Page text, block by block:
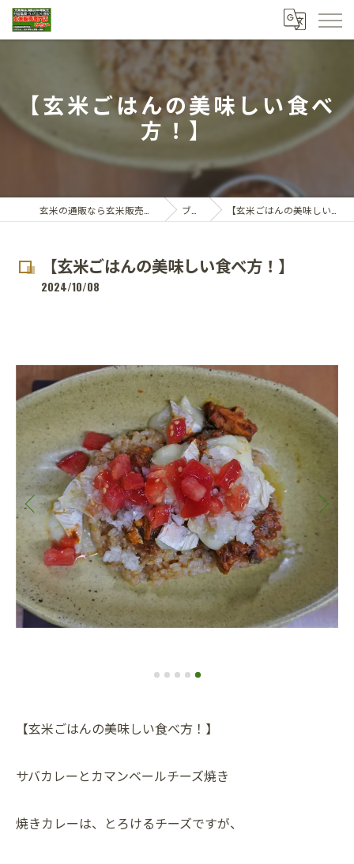
【玄米ごはんの美味しい食べ
方！】
ブログ 【玄米ごはんの美味しい食べ方！】
【玄米ごはんの美味しい食べ方！】
2024/10/08
【玄米ごはんの美味しい食べ方！】
サバカレーとカマンベールチーズ焼き
焼きカレーは、とろけるチーズですが、